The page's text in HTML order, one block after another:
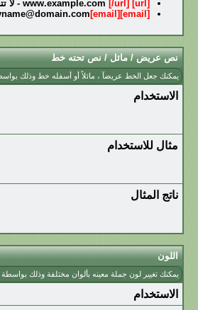
[url]
[/url]
- لا
[email]
[email]
نص عريض / مائل / نص تحته خط
يمكنك جعل الخط عريضآ ، مائلاً أو أسفله خط وذلك
الاستخدام
مثال للاستخدام
ناتج المثال
اللون
يمكنك تغيير لون جملة معينه بألوان مختلفة وذلك بواسطة
الاستخدام